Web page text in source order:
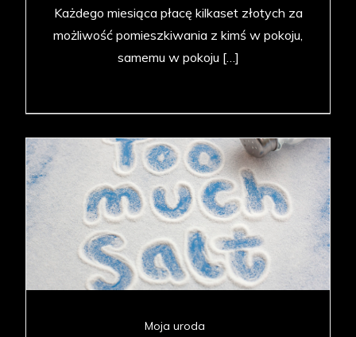
Każdego miesiąca płacę kilkaset złotych za
możliwość pomieszkiwania z kimś w pokoju,
samemu w pokoju […]
Moja uroda